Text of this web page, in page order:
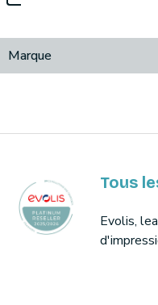
Marque
Tous
Evolis,